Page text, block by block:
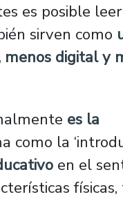
es posible
sirven como
digital y
es la
como la
en el